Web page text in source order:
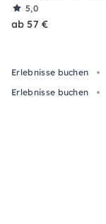
5,0
ab 57 €
Erlebnisse buchen
Erlebnisse buchen